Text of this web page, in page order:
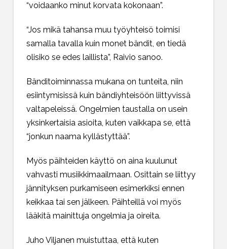
“voidaanko minut korvata kokonaan”.
“Jos mikä tahansa muu työyhteisö toimisi
samalla tavalla kuin monet bändit, en tiedä
olisiko se edes laillista”, Raivio sanoo.
Bänditoiminnassa mukana on tunteita, niin
esiintymisissä kuin bändiyhteisöön liittyvissä
valtapeleissä. Ongelmien taustalla on usein
yksinkertaisia asioita, kuten vaikkapa se, että
“jonkun naama kyllästyttää”.
Myös päihteiden käyttö on aina kuulunut
vahvasti musiikkimaailmaan. Osittain se liittyy
jännityksen purkamiseen esimerkiksi ennen
keikkaa tai sen jälkeen. Päihteillä voi myös
lääkitä mainittuja ongelmia ja oireita.
Juho Viljanen muistuttaa, että kuten